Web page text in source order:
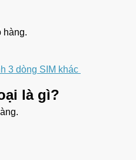
hàng.
3 dòng SIM khác
là gì?